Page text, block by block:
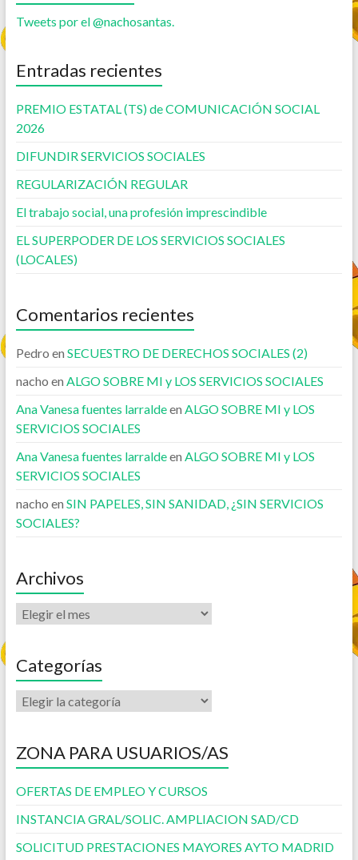
Tweets por el @nachosantas.
Entradas recientes
PREMIO ESTATAL (TS) de COMUNICACIÓN SOCIAL
2026
DIFUNDIR SERVICIOS SOCIALES
REGULARIZACIÓN REGULAR
El trabajo social, una profesión imprescindible
EL SUPERPODER DE LOS SERVICIOS SOCIALES
(LOCALES)
Comentarios recientes
Pedro en SECUESTRO DE DERECHOS SOCIALES (2)
nacho en ALGO SOBRE MI y LOS SERVICIOS SOCIALES
Ana Vanesa fuentes larraldeen ALGO SOBRE MI y LOS
SERVICIOS SOCIALES
Ana Vanesa fuentes larraldeen ALGO SOBRE MI y LOS
SERVICIOS SOCIALES
nacho en SIN PAPELES, SIN SANIDAD, ¿SIN SERVICIOS
SOCIALES?
Archivos
Categorías
ZONA PARA USUARIOS/AS
OFERTAS DE EMPLEO Y CURSOS
INSTANCIA GRAL/SOLIC. AMPLIACION SAD/CD
SOLICITUD PRESTACIONES MAYORES AYTO MADRID